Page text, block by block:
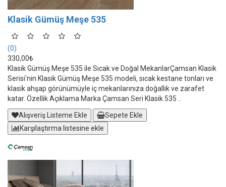
Klasik Gümüş Meşe 535
(0)
330,00₺
Klasik Gümüş Meşe 535 ile Sıcak ve Doğal MekanlarÇamsan Klasik
Serisi'nin Klasik Gümüş Meşe 535 modeli, sıcak kestane tonları ve
klasik ahşap görünümüyle iç mekanlarınıza doğallık ve zarafet
katar. Özellik Açıklama Marka Çamsan Seri Klasik 535 ..
Alışveriş Listeme Ekle
Sepete Ekle
Karşılaştırma listesine ekle